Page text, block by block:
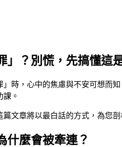
」？別慌，先搞懂這
」時，心中的焦慮與不安可想而
。
篇文章將以最白話的方式，為您
什麼會被牽連？